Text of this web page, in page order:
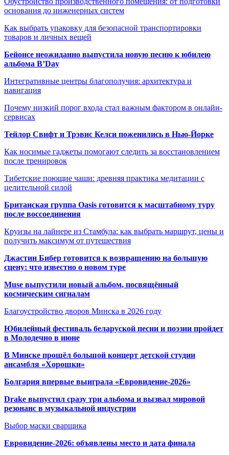
основания до инженерных систем
Как выбрать упаковку для безопасной транспортировки
товаров и личных вещей
Бейонсе неожиданно выпустила новую песню к юбилею
альбома B’Day
Интегративные центры благополучия: архитектура и
навигация
Почему низкий порог входа стал важным фактором в онлайн-
сервисах
Тейлор Свифт и Трэвис Келси поженились в Нью-Йорке
Как носимые гаджеты помогают следить за восстановлением
после тренировок
Тибетские поющие чаши: древняя практика медитации с
целительной силой
Британская группа Oasis готовится к масштабному туру
после воссоединения
Круизы на лайнере из Стамбула: как выбрать маршрут, цены и
получить максимум от путешествия
Джастин Бибер готовится к возвращению на большую
сцену: что известно о новом туре
Muse выпустили новый альбом, посвящённый
космическим сигналам
Благоустройство дворов Минска в 2026 году
Юбилейный фестиваль беларуской песни и поэзии пройдет
в Молодечно в июне
В Минске прошёл большой концерт детской студии
ансамбля «Хорошки»
Болгария впервые выиграла «Евровидение-2026»
Drake выпустил сразу три альбома и вызвал мировой
резонанс в музыкальной индустрии
Выбор маски сварщика
Евровидение-2026: объявлены место и дата финала